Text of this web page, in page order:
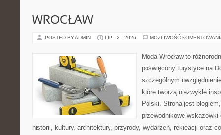
WROCŁAW
POSTED BY ADMIN LIP - 2 - 2026 MOŻLIWOŚĆ
Moda Wrocław to
poświęcony turystyce na
szczególnym
które tworzą niezwykle
Polski. Strona jest
przewodnikowe
historii, kultury, architektury, przyrody, wydarzeń, rekreacji oraz